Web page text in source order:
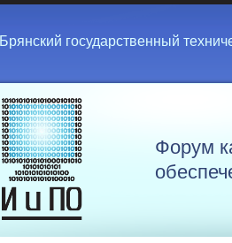
Брянский государственный
Форум